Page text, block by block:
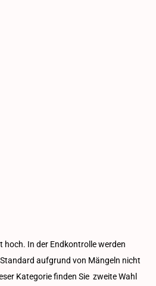
In der Endkontrolle werden
aufgrund von Mängeln nicht
Kategorie finden Sie zweite Wahl